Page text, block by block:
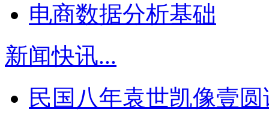
电商数据分析基础
新闻快讯...
民国八年袁世凯像壹